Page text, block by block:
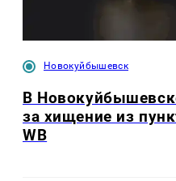
Новокуйбышевск
В
за хищение из
WB